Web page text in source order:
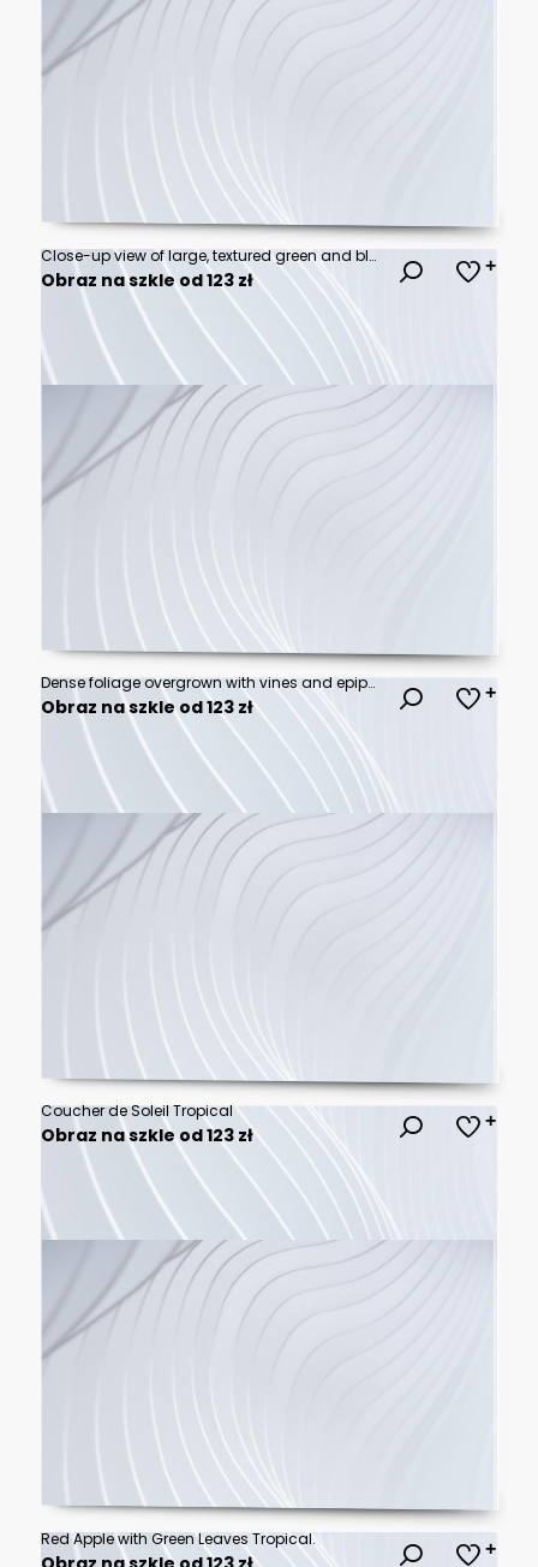
Close-up view of large, textured green and blue plant leaves forming dense natural background. Veins are clearly visible on waxy foliage, creating lush jungle pattern. Vibrant colors suggest growth.
Obraz na szkle od 123 zł
Dense foliage overgrown with vines and epiphytes, tropical jungle, foliage
Obraz na szkle od 123 zł
Coucher de Soleil Tropical
Obraz na szkle od 123 zł
Red Apple with Green Leaves Tropical.